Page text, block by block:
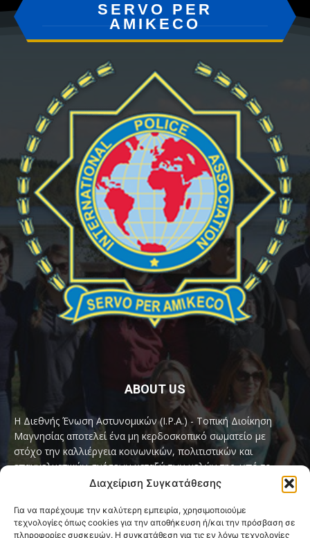
Διαχείριση Συγκατάθεσης
Για να παρέχουμε την καλύτερη εμπειρία, χρησιμοποιούμε
τεχνολογίες όπως cookies για την αποθήκευση ή/και την πρόσβαση σε
πληροφορίες συσκευών. Η συγκατάθεση για τις εν λόγω τεχνολογίες
SERVO PER
AMIKECO
ABOUT US
Η Διεθνής Ένωση Αστυνομικών (I.P.A.) - Τοπική Διοίκηση
Μαγνησίας αποτελεί ένα μη κερδοσκοπικό σωματείο με
στόχο την καλλιέργεια κοινωνικών, πολιτιστικών και
επαγγελματικών σχέσεων μεταξύ των μελών της, υπό το
παγκόσμιο σύνθημα «Servo per Amikeco» (Υπηρετώ δια της
Contact us:ipamagnesia@gmail.com